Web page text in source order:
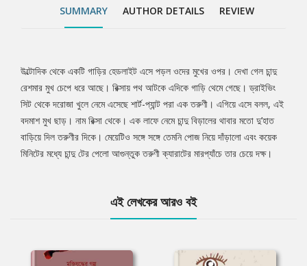
SUMMARY AUTHOR DETAILS REVIEW
Tab
Article
উল্টোদিক থেকে একটি গাড়ির হেডলাইট এসে পড়ল ওদের মুখের ওপর। দেখা গেল চান্দু
রেশমার মুখ চেপে ধরে আছে। রিক্সায় পথ আটকে এদিকে গাড়ি থেমে গেছে। ড্রাইভিং
সিট থেকে দরোজা খুলে নেমে এসেছে শার্ট-প্যান্ট পরা এক তরুণী। এগিয়ে এসে বলল, এই
বদমাশ মুখ ছাড়। নাম রিক্সা থেকে। এক লাফে নেমে চান্দু বিড়ালের থাবার মতো দু’হাত
বাড়িয়ে দিল তরুণীর দিকে। মেয়েটিও সঙ্গে সঙ্গে তেমনি পোজ নিয়ে দাঁড়ালো এবং কয়েক
মিনিটের মধ্যে চান্দু টের পেলো আগুন্তুক তরুণী ক্যারাটের মারপ্যাঁচে তার চেয়ে দক্ষ।
এই লেখকের আরও বই